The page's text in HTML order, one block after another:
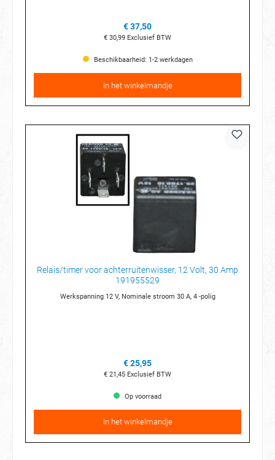
€ 37,50
€ 30,99 Exclusief BTW
Beschikbaarheid: 1-2 werkdagen
In het winkelmandje
Relais/timer voor achterruitenwisser, 12 Volt, 30 Amp
191955529
Werkspanning 12 V, Nominale stroom 30 A, 4 -polig
€ 25,95
€ 21,45 Exclusief BTW
Op voorraad
In het winkelmandje